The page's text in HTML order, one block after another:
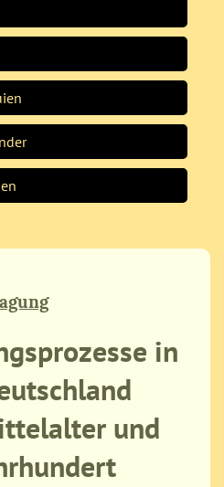
in
und